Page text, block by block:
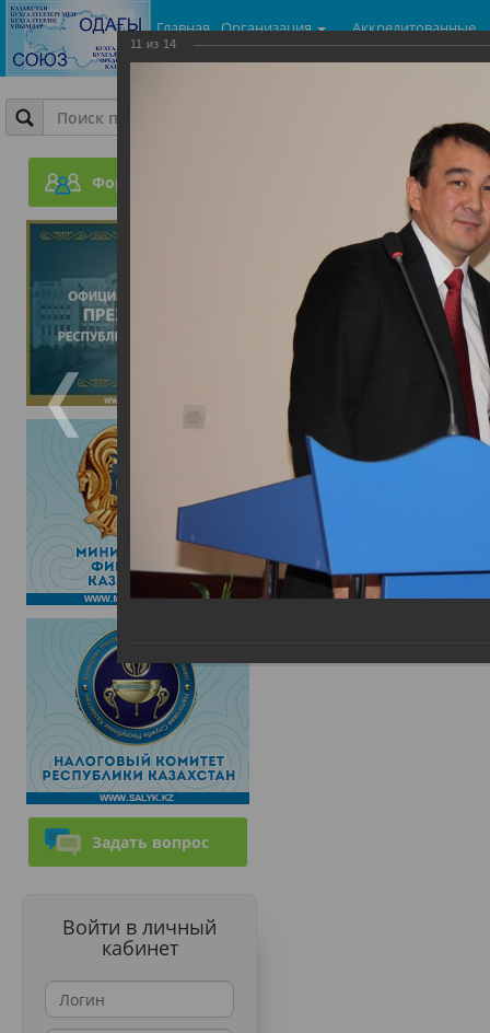
Главная Организация
Аккредитованные
центры
Форум
Задать вопрос
Войти в личный
кабинет
День Бухгалтера
11 из 14